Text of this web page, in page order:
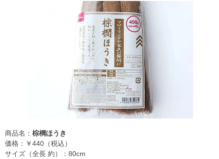
商品名： 棕櫚ほうき
価格：￥440（税込）
サイズ（全長 約）：80cm